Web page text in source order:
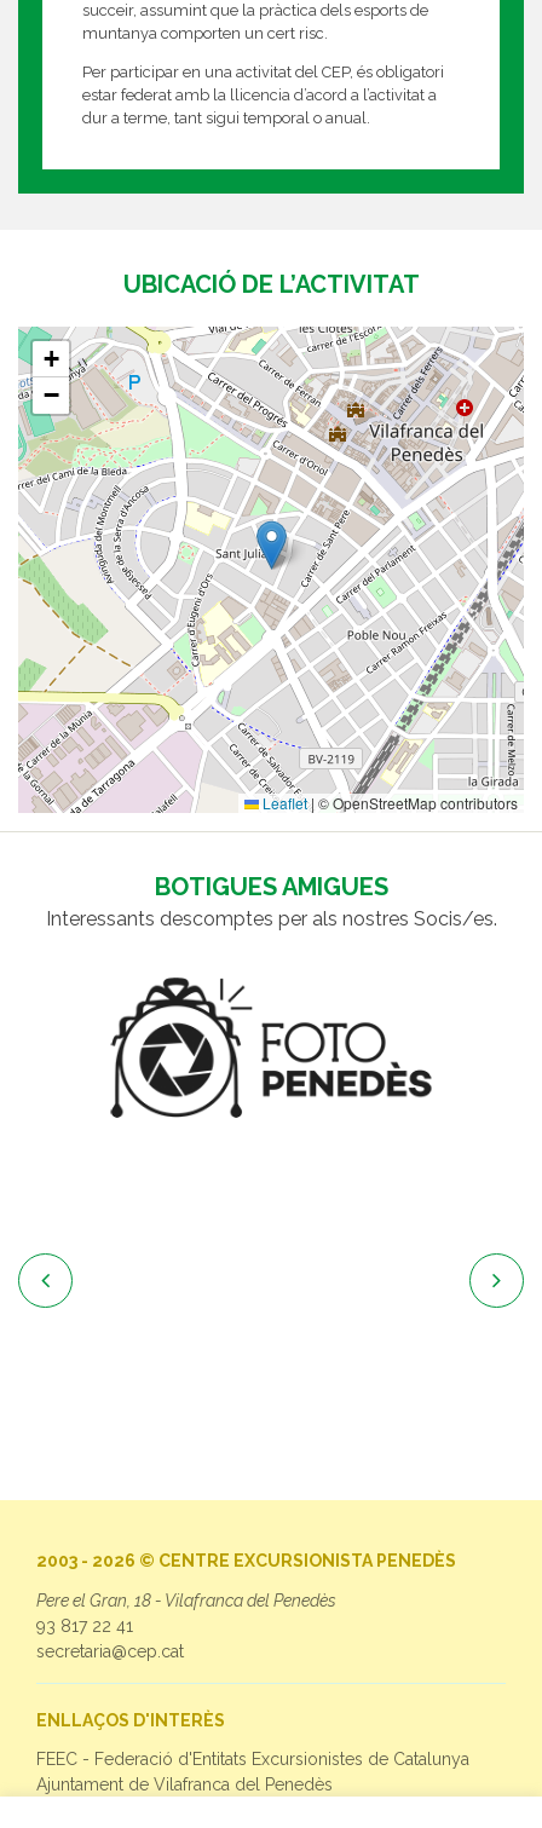
succeir, assumint que la pràctica dels esports de
muntanya comporten un cert risc.
Per participar en una activitat del CEP, és obligatori
estar federat amb la llicencia d’acord a l’activitat a
dur a terme, tant sigui temporal o anual.
UBICACIÓ DE L’ACTIVITAT
+
−
Leaflet| © OpenStreetMap contributors
BOTIGUES AMIGUES
Interessants descomptes per als nostres Socis/es.
 
2003 - 2026 © CENTRE EXCURSIONISTA PENEDÈS
Pere el Gran, 18 - Vilafranca del Penedès
93 817 22 41
secretaria@cep.cat
ENLLAÇOS D'INTERÈS
FEEC - Federació d'Entitats Excursionistes de Catalunya
Ajuntament de Vilafranca del Penedès